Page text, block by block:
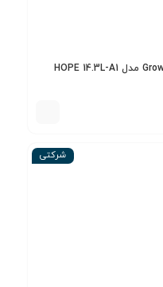
شرکتی